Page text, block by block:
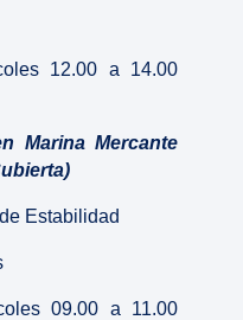
12.00 a 14.00
Marina Mercante
Estabilidad
09.00 a 11.00